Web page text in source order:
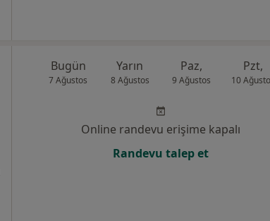
Bugün
7 Ağustos
Yarın
8 Ağustos
Paz,
9 Ağustos
Pzt,
10
Online randevu erişime kapalı
Randevu talep et